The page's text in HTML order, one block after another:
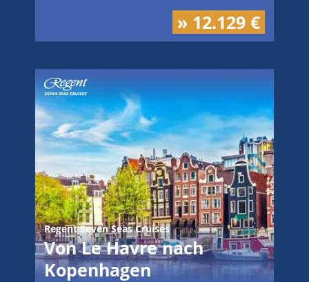
» 12.129 €
Regent Seven Seas Cruises
Von Le Havre nach
Kopenhagen